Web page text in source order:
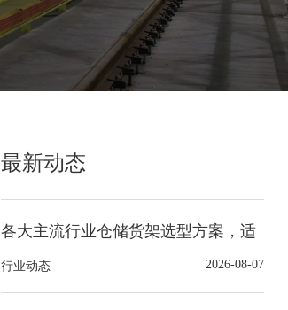
最新动态
各大主流行业仓储货架选型方案，适
配不同场景仓储存储需求
行业动态 2026-08-07